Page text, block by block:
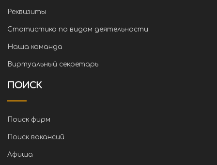
Реквизиты
Статистика по видам деятельности
Наша команда
Виртуальный секретарь
ПОИСК
Поиск фирм
Поиск вакансий
Афиша